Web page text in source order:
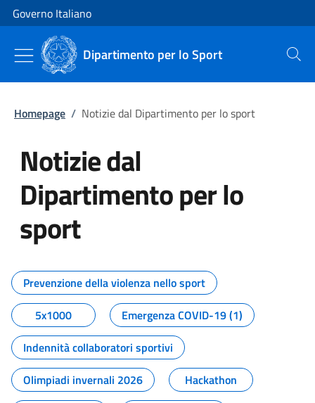
Vai al contenuto
Vai alla navigazione del sito
Governo Italiano
Dipartimento per lo Sport Cerca
Homepage / Notizie dal Dipartimento per lo sport
Notizie dal
Dipartimento per lo
sport
Tutti i contenuti della pagina
Prevenzione della violenza nello sport
5x1000
Emergenza COVID-19 (1)
Indennità collaboratori sportivi
Olimpiadi invernali 2026
Hackathon